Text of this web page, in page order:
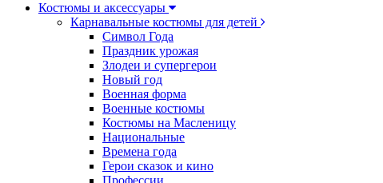
Костюмы и аксессуары
Карнавальные костюмы для детей
Символ Года
Праздник урожая
Злодеи и супергерои
Новый год
Военная форма
Военные костюмы
Костюмы на Масленицу
Национальные
Времена года
Герои сказок и кино
Профессии